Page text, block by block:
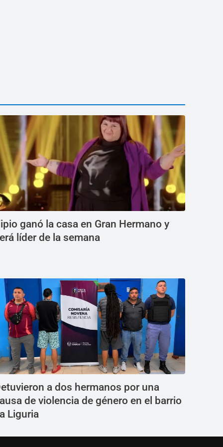
ganó la casa en Gran Hermano y
líder de la semana
a dos hermanos por una
de violencia de género en el barrio
Liguria